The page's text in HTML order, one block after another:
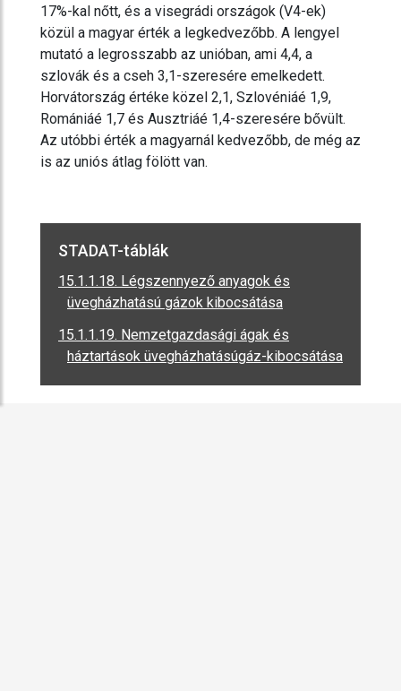
17%-kal nőtt, és a visegrádi országok (V4-ek)
közül a magyar érték a legkedvezőbb. A lengyel
mutató a legrosszabb az unióban, ami 4,4, a
szlovák és a cseh 3,1-szeresére emelkedett.
Horvátország értéke közel 2,1, Szlovéniáé 1,9,
Romániáé 1,7 és Ausztriáé 1,4-szeresére bővült.
Az utóbbi érték a magyarnál kedvezőbb, de még az
is az uniós átlag fölött van.
STADAT-táblák
15.1.1.18. Légszennyező anyagok és
üvegházhatású gázok kibocsátása
15.1.1.19. Nemzetgazdasági ágak és
háztartások üvegházhatásúgáz-kibocsátása